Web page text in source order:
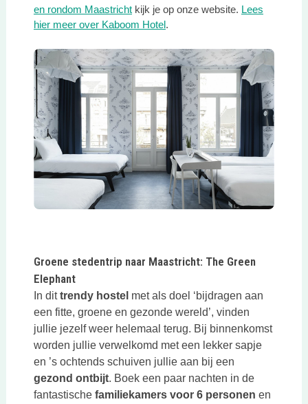
en rondom MaastrichtDeze link opent in een nieuwe tab
kijk je op onze website. Lees
hier meer over Kaboom HotelDeze link opent in een nieuwe
.
Groene stedentrip naar Maastricht: The Green
Elephant
In dittrendy hostel met als doel ‘bijdragen aan
een fitte, groene en gezonde wereld’, vinden
jullie jezelf weer helemaal terug. Bij binnenkomst
worden jullie verwelkomd met een lekker sapje
en ’s ochtends schuiven jullie aan bij een
gezond ontbijt. Boek een paar nachten in de
fantastischefamiliekamers voor 6 personen en